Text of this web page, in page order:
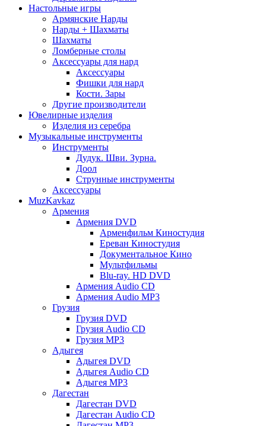
Настольные игры
Армянские Нарды
Нарды + Шахматы
Шахматы
Ломберные столы
Аксессуары для нард
Аксессуары
Фишки для нард
Кости. Зары
Другие производители
Ювелирные изделия
Изделия из серебра
Музыкальные инструменты
Инструменты
Дудук. Шви. Зурна.
Доол
Струнные инструменты
Аксессуары
MuzKavkaz
Армения
Армения DVD
Арменфильм Киностудия
Ереван Киностудия
Документальное Кино
Мультфильмы
Blu-ray. HD DVD
Армения Audio CD
Армения Audio MP3
Грузия
Грузия DVD
Грузия Audio CD
Грузия MP3
Адыгея
Адыгея DVD
Адыгея Audio CD
Адыгея MP3
Дагестан
Дагестан DVD
Дагестан Audio CD